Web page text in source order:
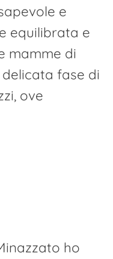
e
equilibrata e
mamme di
fase di
ove
ho